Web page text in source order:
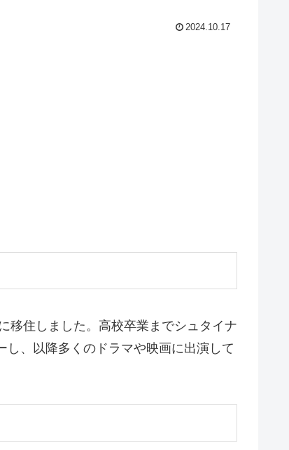
2024.10.17
移住しました。高校卒業までシュタイナ
、以降多くのドラマや映画に出演して